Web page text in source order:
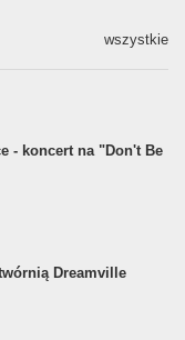
wszystkie
- koncert na "Don't Be
Dreamville